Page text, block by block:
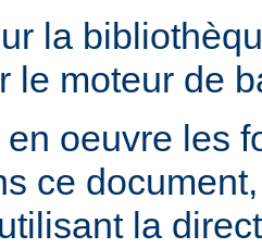
la
le moteur de
oeuvre les
ce
la